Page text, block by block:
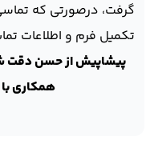
گرفت، درصورتی که
تکمیل فرم و اطلاعات
پیشاپیش از حسن دقت
همکاری